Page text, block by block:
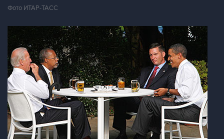
Фото ИТАР-ТАСС